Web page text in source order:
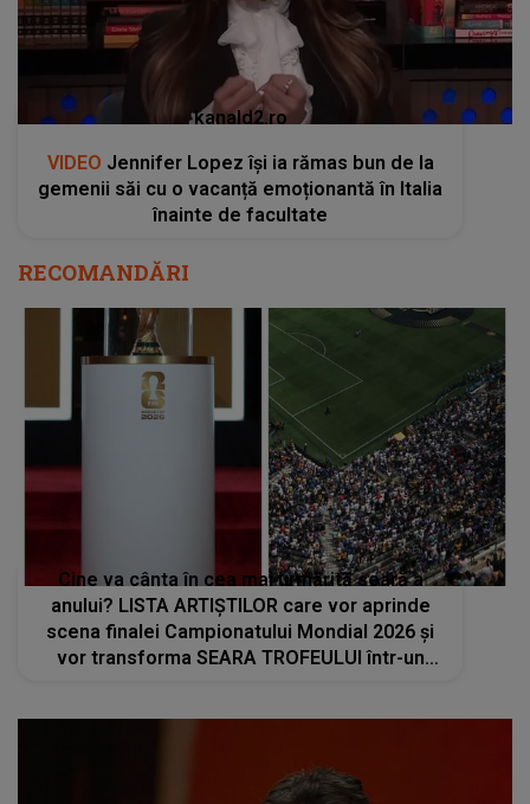
kanald2.ro
VIDEO Jennifer Lopez își ia rămas bun de la
gemenii săi cu o vacanță emoționantă în Italia
înainte de facultate
RECOMANDĂRI
Cine va cânta în cea mai urmărită seară a
anului? LISTA ARTIȘTILOR care vor aprinde
scena finalei Campionatului Mondial 2026 și
vor transforma SEARA TROFEULUI într-un